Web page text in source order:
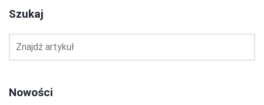
Szukaj
Nowości